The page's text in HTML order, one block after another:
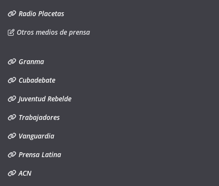
Radio Placetas
Otros medios de prensa
Granma
Cubadebate
Juventud Rebelde
Trabajadores
Vanguardia
Prensa Latina
ACN